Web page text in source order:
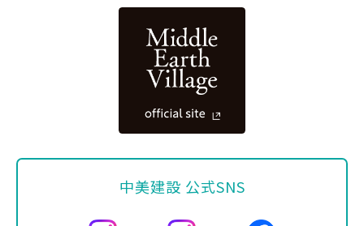
中美建設 公式SNS